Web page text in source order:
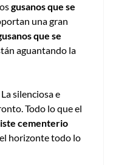
gusanos que se
una gran
que se
aguantando la
La silenciosa e
Todo lo que el
cementerio
horizonte todo lo